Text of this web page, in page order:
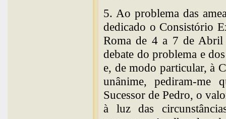
5. Ao problema das
dedicado o Consistório
Roma de 4 a 7 de
debate do problema e
e, de modo particular, à
unânime, pediram-me
Sucessor de Pedro, o
à luz das